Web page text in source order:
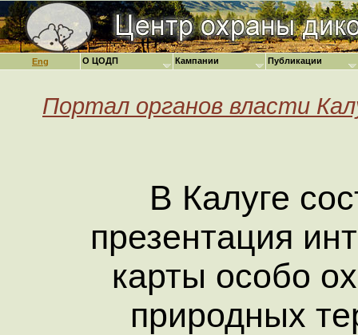
Eng
Портал органов власти
В Калуге
презентация
карты особо
природных
О ЦОДП Кампании Публикации